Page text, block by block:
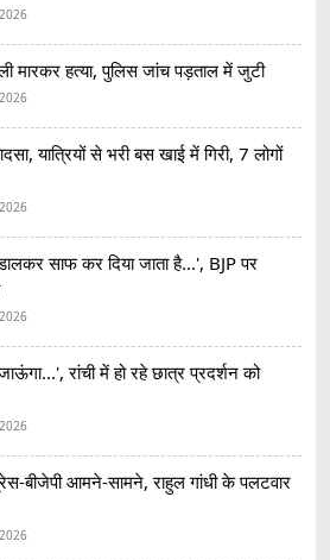
मारकर हत्या, पुलिस जांच पड़ताल में जुटी
यात्रियों से भरी बस खाई में गिरी, 7 लोगों
साफ कर दिया जाता है...', BJP पर
रांची में हो रहे छात्र प्रदर्शन को
बीजेपी आमने-सामने, राहुल गांधी के पलटवार